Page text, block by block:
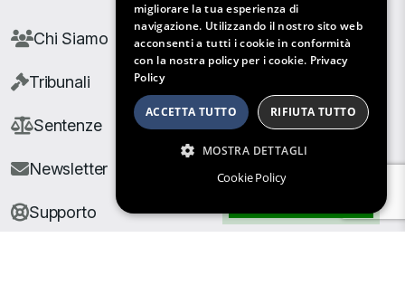
Chi Siamo
Tribunali
Sentenze
Newsletter
Supporto
migliorare la tua esperienza di
navigazione. Utilizzando il nostro sito web
acconsenti a tutti i cookie in conformità
con la nostra policy per i cookie. Privacy
Policy
ACCETTA TUTTO RIFIUTA TUTTO
MOSTRA DETTAGLI
Cookie Policy